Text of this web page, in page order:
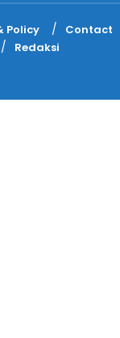
Policy
Contact
Redaksi